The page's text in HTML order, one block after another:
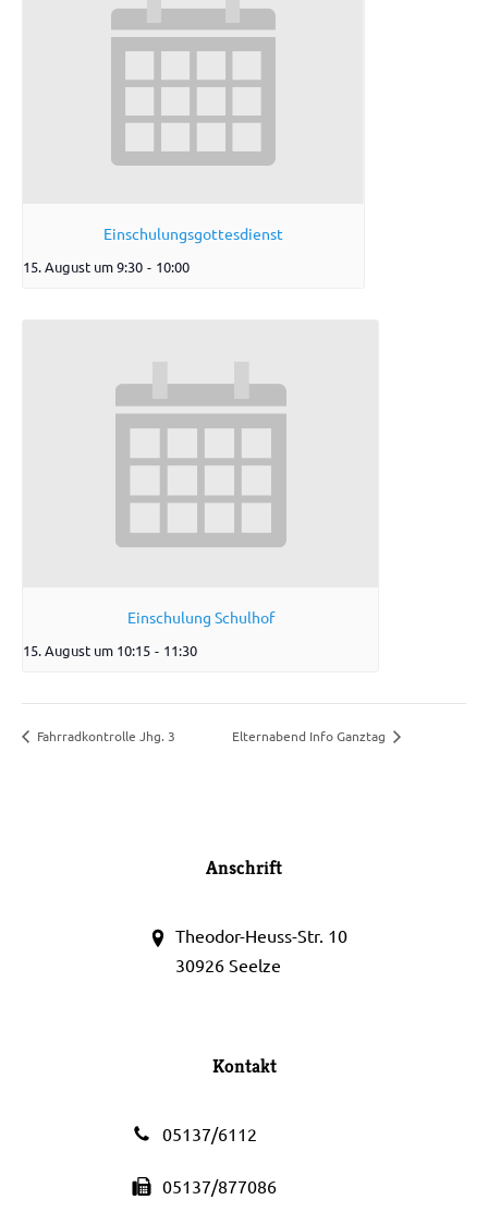
Einschulungsgottesdienst
15. August um 9:30 - 10:00
Einschulung Schulhof
15. August um 10:15 - 11:30
Fahrradkontrolle Jhg. 3 Elternabend Info Ganztag
Anschrift
Theodor-Heuss-Str. 10
30926 Seelze
Kontakt
05137/6112
05137/877086